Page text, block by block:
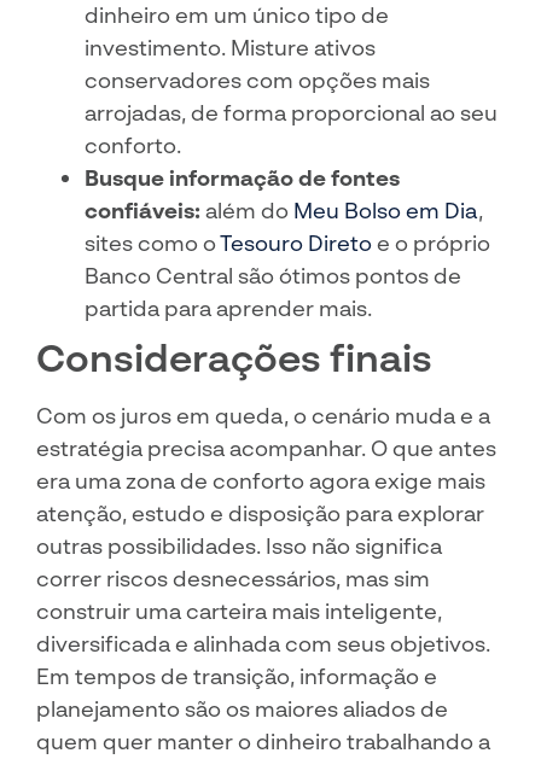
dinheiro em um único tipo de
investimento. Misture ativos
conservadores com opções mais
arrojadas, de forma proporcional ao seu
conforto.
Busque informação de fontes
confiáveis:além do Meu Bolso em Dia,
sites como oTesouro Diretoe o próprio
Banco Central são ótimos pontos de
partida para aprender mais.
Considerações finais
Com os juros em queda, o cenário muda e a
estratégia precisa acompanhar. O que antes
era uma zona de conforto agora exige mais
atenção, estudo e disposição para explorar
outras possibilidades. Isso não significa
correr riscos desnecessários, mas sim
construir uma carteira mais inteligente,
diversificada e alinhada com seus objetivos.
Em tempos de transição, informação e
planejamento são os maiores aliados de
quem quer manter o dinheiro trabalhando a